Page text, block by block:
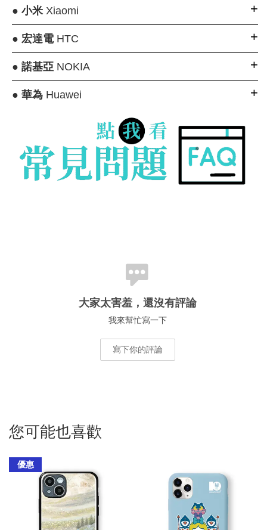
● 小米Xiaomi
● 宏達電HTC
● 諾基亞NOKIA
● 華為Huawei
大家太害羞，還沒有評論
我來幫忙寫一下
寫下你的評論
您可能也喜歡
優惠